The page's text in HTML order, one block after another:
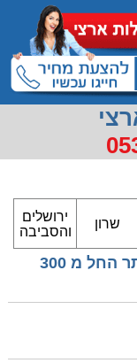
שרון
ירושלים
והסביבה
הובלות דירה במרכז במחיר הזול ביותר החל מ 300